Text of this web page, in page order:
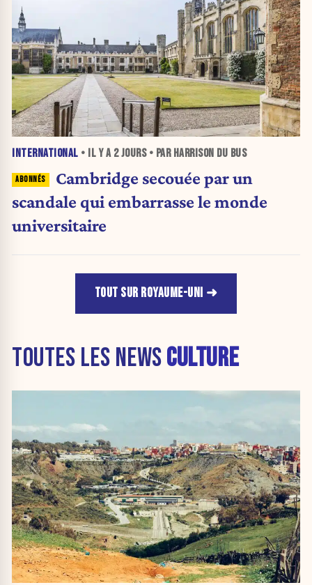
INTERNATIONAL • IL Y A 2 JOURS• PAR HARRISON DU BUS
Cambridge secouée par un
scandale qui embarrasse le monde
universitaire
TOUT SUR ROYAUME-UNI
TOUTES LES NEWSCULTURE